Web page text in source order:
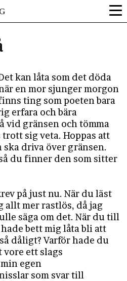
kan låta som det döda
en mor sjunger morgon
ting som poeten bara
erfara och bära
vid gränsen och tömma
sig veta. Hoppas att
driva över gränsen.
du finner den som sitter
på just nu. När du läst
allt mer rastlös, då jag
säga om det. När du till
bett mig låta bli att
dåligt? Varför hade du
vore ett slags
egen
som svar till